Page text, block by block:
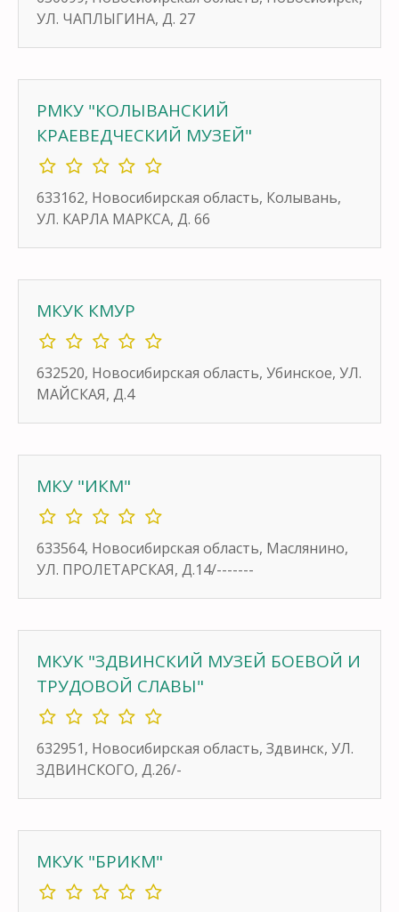
УЛ. ЧАПЛЫГИНА, Д. 27
РМКУ "КОЛЫВАНСКИЙ
КРАЕВЕДЧЕСКИЙ МУЗЕЙ"
633162, Новосибирская область, Колывань,
УЛ. КАРЛА МАРКСА, Д. 66
МКУК КМУР
632520, Новосибирская область, Убинское, УЛ.
МАЙСКАЯ, Д.4
МКУ "ИКМ"
633564, Новосибирская область, Маслянино,
УЛ. ПРОЛЕТАРСКАЯ, Д.14/-------
МКУК "ЗДВИНСКИЙ МУЗЕЙ БОЕВОЙ И
ТРУДОВОЙ СЛАВЫ"
632951, Новосибирская область, Здвинск, УЛ.
ЗДВИНСКОГО, Д.26/-
МКУК "БРИКМ"